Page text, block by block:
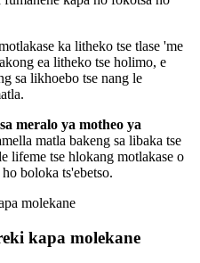
ka litheko tse tlase 'me
ea litheko tse holimo, e
sa likhoebo tse nang le
meralo ya motheo ya
matla bakeng sa libaka tse
lifeme tse hlokang motlakase o
boloka ts'ebetso.
kapa molekane